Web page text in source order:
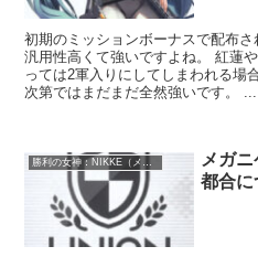
初期のミッションボーナスで配布
汎用性高くて強いですよね。 紅蓮
っては2軍入りにしてしまわれる場
次第ではまだまだ全然強いです。 ...
勝利の女神：NIKKE（メガニケ）
メガ
都合に